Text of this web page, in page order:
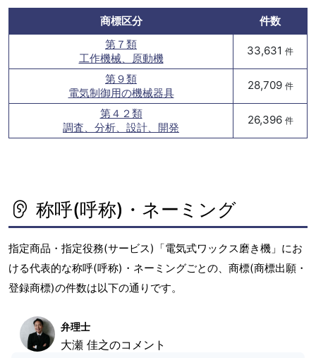
商標区分
件数
第７類
工作機械、原動機
33,631 件
第９類
電気制御用の機械器具
28,709 件
第４２類
調査、分析、設計、開発
26,396 件
称呼(呼称)・ネーミング
指定商品・指定役務(サービス)「電気式ワックス磨き機」にお
ける代表的な称呼(呼称)・ネーミングごとの、商標(商標出願・
登録商標)の件数は以下の通りです。
弁理士
大瀬 佳之のコメント